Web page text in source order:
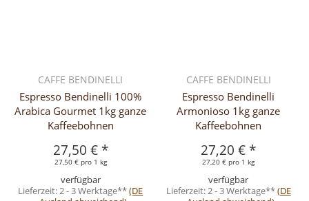
CAFFE BENDINELLI
Espresso Bendinelli 100%
Arabica Gourmet 1kg ganze
Kaffeebohnen
27,50 € *
27,50 € pro 1 kg
verfügbar
Lieferzeit:2 - 3 Werktage**(DE
CAFFE BENDINELLI
Espresso Bendinelli
Armonioso 1kg ganze
Kaffeebohnen
27,20 € *
27,20 € pro 1 kg
verfügbar
Lieferzeit:2 - 3 Werktage**(DE